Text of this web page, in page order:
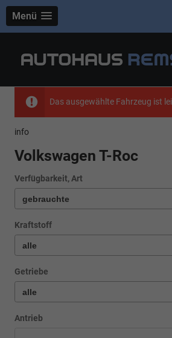
Menü
Das ausgewählte Fahrzeug ist
info
Volkswagen T-Roc
Verfügbarkeit, Art
Kraftstoff
Getriebe
Antrieb